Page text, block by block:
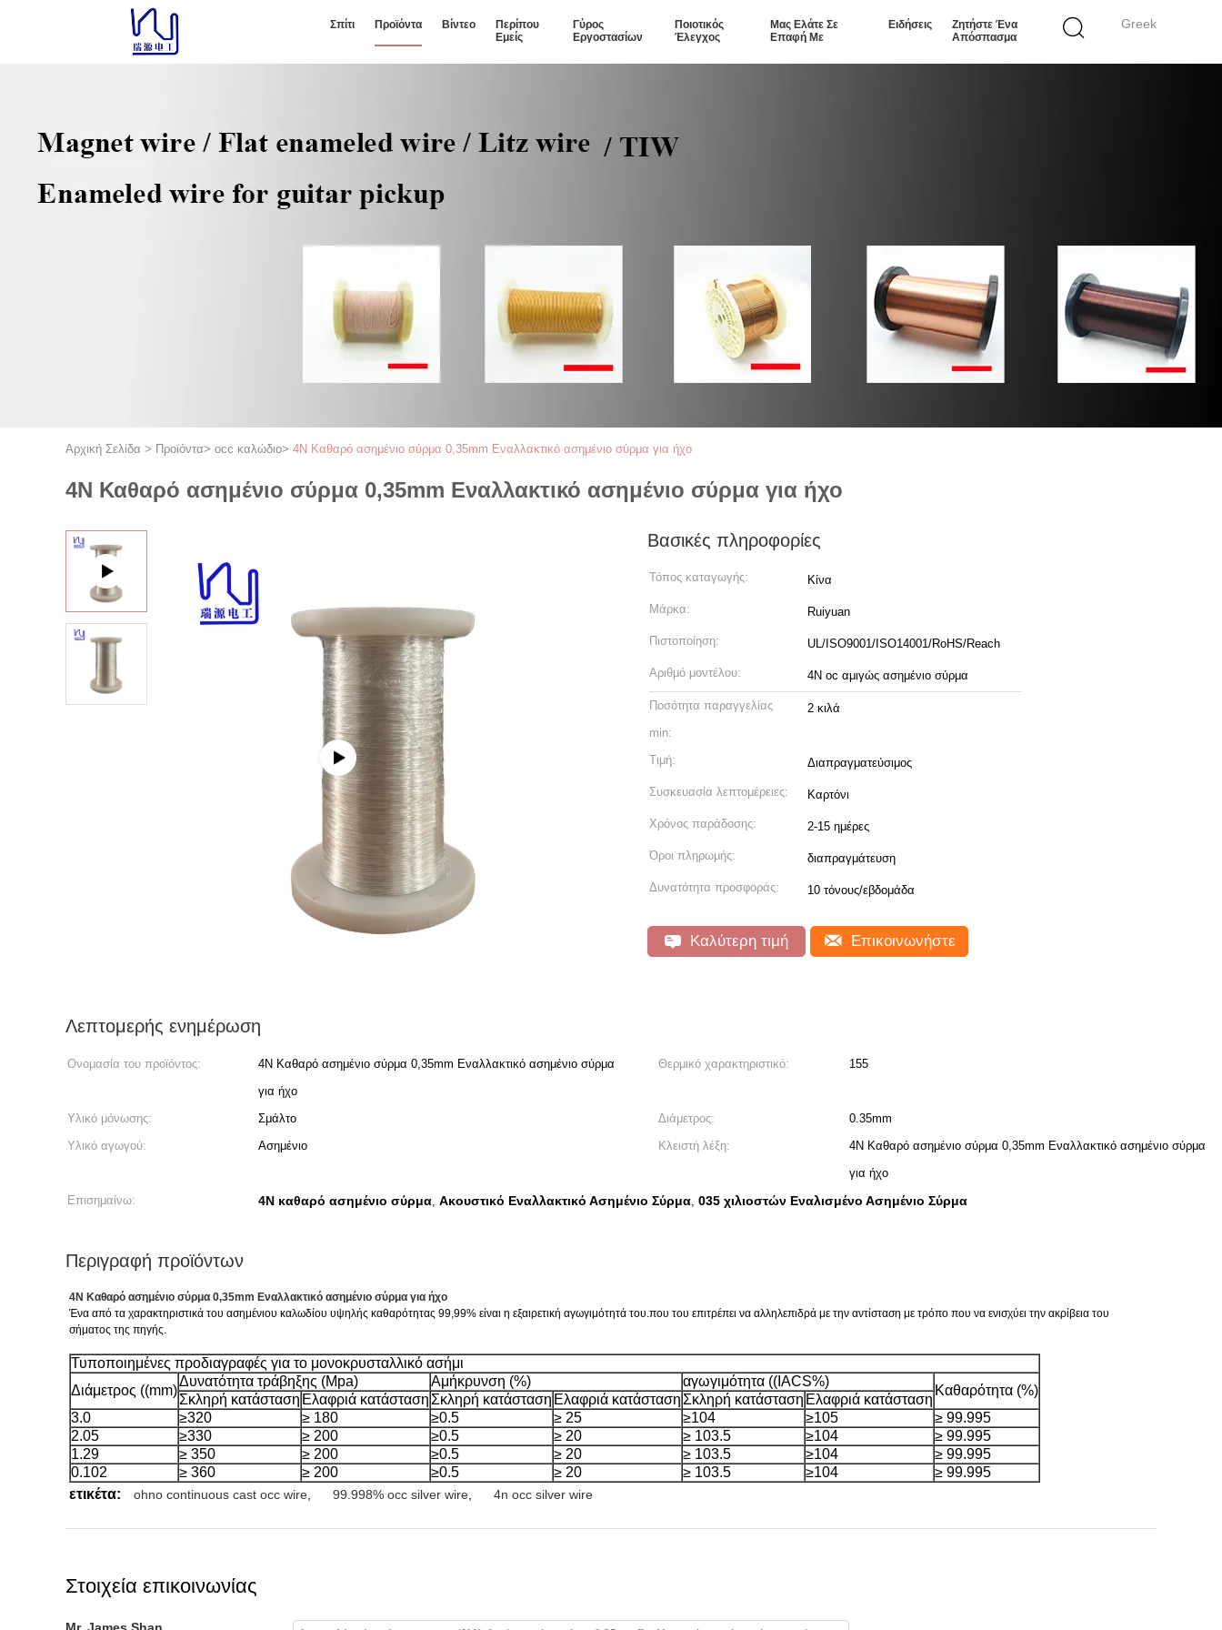
Greek
Σπίτι Προϊόντα Βίντεο
Περίπου
Εμείς
Γύρος
Εργοστασίων
Ποιοτικός
Έλεγχος
Μας Ελάτε Σε
Επαφή Με
Ειδήσεις
Ζητήστε Ένα
Απόσπασμα
Αρχική Σελίδα > Προϊόντα> occ καλώδιο> 4N Καθαρό ασημένιο σύρμα 0,35mm Εναλλακτικό ασημένιο σύρμα για ήχο
4N Καθαρό ασημένιο σύρμα 0,35mm Εναλλακτικό ασημένιο σύρμα για ήχο
Βασικές πληροφορίες
Τόπος καταγωγής: Κίνα
Μάρκα: Ruiyuan
Πιστοποίηση: UL/ISO9001/ISO14001/RoHS/Reach
Αριθμό μοντέλου: 4N oc αμιγώς ασημένιο σύρμα
Ποσότητα παραγγελίας
min:
2 κιλά
Τιμή: Διαπραγματεύσιμος
Συσκευασία λεπτομέρειες: Καρτόνι
Χρόνος παράδοσης: 2-15 ημέρες
Όροι πληρωμής: διαπραγμάτευση
Δυνατότητα προσφοράς: 10 τόνους/εβδομάδα
Καλύτερη τιμή Επικοινωνήστε
Λεπτομερής ενημέρωση
Ονομασία του προϊόντος:
4N Καθαρό ασημένιο σύρμα 0,35mm Εναλλακτικό ασημένιο σύρμα
για ήχο
Θερμικό χαρακτηριστικό: 155
Υλικό μόνωσης: Σμάλτο Διάμετρος:
0.35mm
Υλικό αγωγού:
Ασημένιο Κλειστή λέξη:
4N Καθαρό ασημένιο σύρμα 0,35mm Εναλλακτικό ασημένιο σύρμα
για ήχο
Επισημαίνω:
4N καθαρό ασημένιο σύρμα, Ακουστικό Εναλλακτικό Ασημένιο Σύρμα, 035 χιλιοστών Εναλισμένο Ασημένιο Σύρμα
Περιγραφή προϊόντων
4N Καθαρό ασημένιο σύρμα 0,35mm Εναλλακτικό ασημένιο σύρμα για ήχο
Ένα από τα χαρακτηριστικά του ασημένιου καλωδίου υψηλής καθαρότητας 99,99% είναι η εξαιρετική αγωγιμότητά του.που του επιτρέπει να αλληλεπιδρά με την αντίσταση με τρόπο που να ενισχύει την ακρίβεια του
σήματος της πηγής.
Τυποποιημένες προδιαγραφές για το μονοκρυσταλλικό ασήμι
Διάμετρος ((mm)
Δυνατότητα τράβηξης (Mpa) Αμήκρυνση (%) αγωγιμότητα ((IACS%)
Καθαρότητα (%)
Σκληρή κατάσταση Ελαφριά κατάσταση Σκληρή κατάσταση Ελαφριά κατάσταση Σκληρή κατάσταση Ελαφριά κατάσταση
3.0
≥320 ≥ 180 ≥0.5 ≥ 25 ≥104 ≥105
≥ 99.995
2.05
≥330 ≥ 200 ≥0.5 ≥ 20 ≥ 103.5 ≥104
≥ 99.995
1.29
≥ 350 ≥ 200 ≥0.5 ≥ 20 ≥ 103.5 ≥104
≥ 99.995
0.102
≥ 360 ≥ 200 ≥0.5 ≥ 20 ≥ 103.5 ≥104
≥ 99.995
ετικέτα:
ohno continuous cast occ wire 99.998% occ silver wire 4n occ silver wire
Στοιχεία επικοινωνίας